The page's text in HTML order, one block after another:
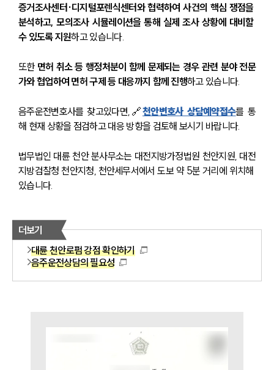
증거조사센터·디지털포렌식센터와 협력하여 사건의 핵심 쟁점을
분석하고, 모의조사 시뮬레이션을 통해 실제 조사 상황에 대비할
수 있도록 지원하고 있습니다.
또한 면허 취소 등 행정처분이 함께 문제되는 경우 관련 분야 전문
가와 협업하여 면허 구제 등 대응까지 함께 진행하고 있습니다.
음주운전변호사를 찾고있다면,🔗천안변호사 상담예약접수를 통
해 현재 상황을 점검하고 대응 방향을 검토해 보시기 바랍니다.
법무법인 대륜 천안 분사무소는 대전지방가정법원 천안지원, 대전
지방검찰청 천안지청, 천안세무서에서 도보 약 5분 거리에 위치해
있습니다.
더보기
대륜 천안로펌 강점 확인하기
음주운전상담의 필요성